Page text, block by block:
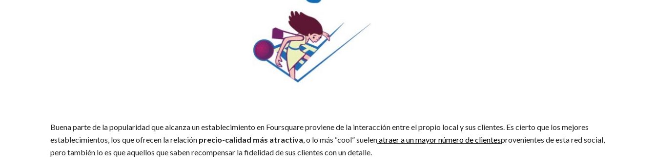
Buena parte de la popularidad que alcanza un establecimiento en Foursquare proviene de la interacción entre el propio local y sus clientes. Es cierto que los mejores
establecimientos, los que ofrecen la relación precio-calidad más atractiva, o lo más “cool” suelenatraer a un mayor número de clientesprovenientes de esta red social,
pero también lo es que aquellos que saben recompensar la fidelidad de sus clientes con un detalle.